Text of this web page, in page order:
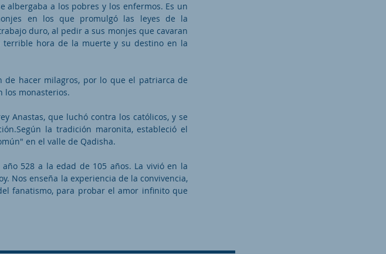
albergaba a los pobres y los enfermos. Es un
en los que promulgó las leyes de la
duro, al pedir a sus monjes que cavaran
terrible hora de la muerte y su destino en la
de hacer milagros, por lo que el patriarca de
los monasterios.
Anastas, que luchó contra los católicos, y se
la tradición maronita, estableció el
en el valle de Qadisha.
528 a la edad de 105 años. La vivió en la
Nos enseña la experiencia de la convivencia,
fanatismo, para probar el amor infinito que